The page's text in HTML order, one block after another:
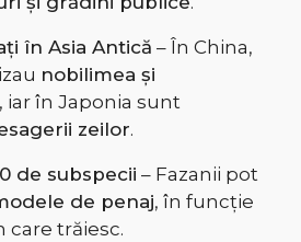
în Asia Antică – În China,
nobilimea și
, iar în Japonia sunt
zeilor.
de subspecii – Fazanii pot
de penaj, în funcție
care trăiesc.